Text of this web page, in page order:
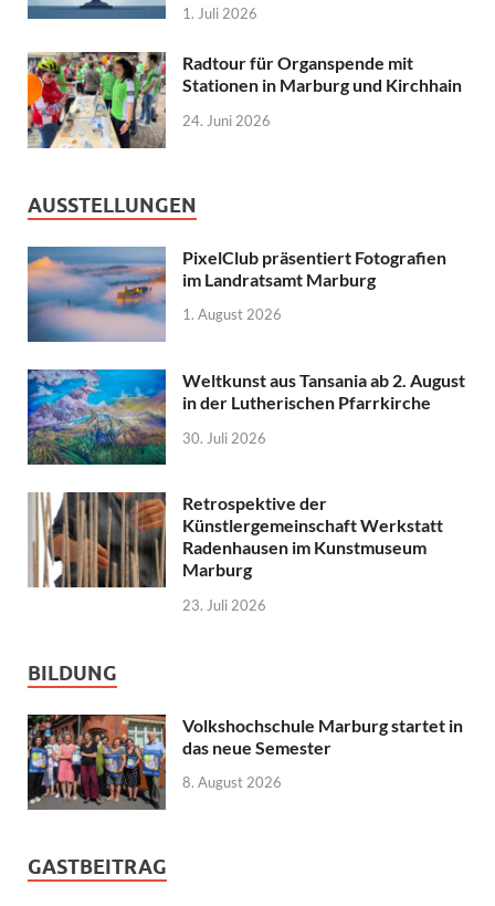
1. Juli 2026
Radtour für Organspende mit
Stationen in Marburg und Kirchhain
24. Juni 2026
AUSSTELLUNGEN
PixelClub präsentiert Fotografien
im Landratsamt Marburg
1. August 2026
Weltkunst aus Tansania ab 2. August
in der Lutherischen Pfarrkirche
30. Juli 2026
Retrospektive der
Künstlergemeinschaft Werkstatt
Radenhausen im Kunstmuseum
Marburg
23. Juli 2026
BILDUNG
Volkshochschule Marburg startet in
das neue Semester
8. August 2026
GASTBEITRAG